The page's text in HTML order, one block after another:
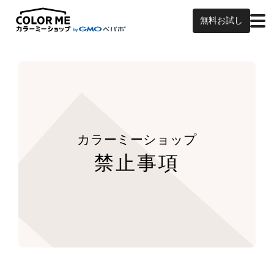
無料お試し
カラーミーショップ
禁止事項